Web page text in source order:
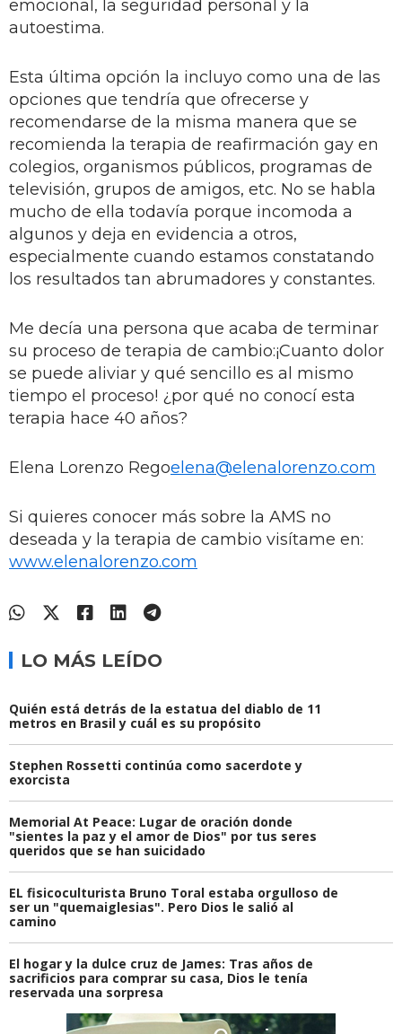
emocional, la seguridad personal y la
autoestima.
Esta última opción la incluyo como una de las
opciones que tendría que ofrecerse y
recomendarse de la misma manera que se
recomienda la terapia de reafirmación gay en
colegios, organismos públicos, programas de
televisión, grupos de amigos, etc. No se habla
mucho de ella todavía porque incomoda a
algunos y deja en evidencia a otros,
especialmente cuando estamos constatando
los resultados tan abrumadores y constantes.
Me decía una persona que acaba de terminar
su proceso de terapia de cambio:¡Cuanto dolor
se puede aliviar y qué sencillo es al mismo
tiempo el proceso! ¿por qué no conocí esta
terapia hace 40 años?
Elena Lorenzo Regoelena@elenalorenzo.com
Si quieres conocer más sobre la AMS no
deseada y la terapia de cambio visítame en:
www.elenalorenzo.com
LO MÁS LEÍDO
Quién está detrás de la estatua del diablo de 11
metros en Brasil y cuál es su propósito
Stephen Rossetti continúa como sacerdote y
exorcista
Memorial At Peace: Lugar de oración donde
"sientes la paz y el amor de Dios" por tus seres
queridos que se han suicidado
EL fisicoculturista Bruno Toral estaba orgulloso de
ser un "quemaiglesias". Pero Dios le salió al
camino
El hogar y la dulce cruz de James: Tras años de
sacrificios para comprar su casa, Dios le tenía
reservada una sorpresa